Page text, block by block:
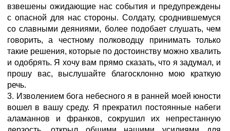
взвешены ожидающие нас события и предупреждены
с опасной для нас стороны. Солдату, сроднившемуся
со славными деяниями, более подобает слушать, чем
говорить, а честному полководцу принимать только
такие решения, которые по достоинству можно хвалить
и одобрять. Я хочу вам прямо сказать, что я задумал, и
прошу вас, выслушайте благосклонно мою краткую
речь.
3. Изволением бога небесного я в ранней моей юности
вошел в вашу среду. Я прекратил постоянные набеги
аламаннов и франков, сокрушил их непрестанную